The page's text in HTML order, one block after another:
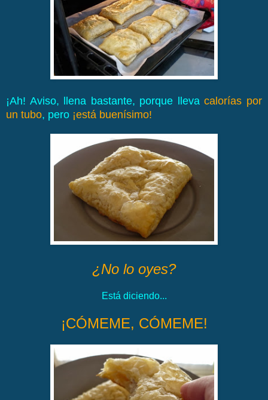
¡Ah! Aviso, llena bastante, porque llevacalorías por
un tubo, pero ¡está buenísimo!
¿No lo oyes?
Está diciendo...
¡CÓMEME, CÓMEME!